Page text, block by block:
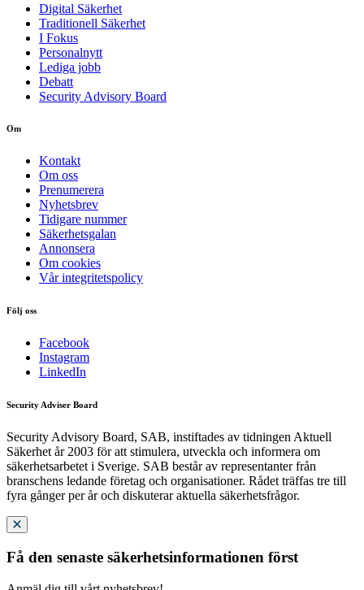
Digital Säkerhet
Traditionell Säkerhet
I Fokus
Personalnytt
Lediga jobb
Debatt
Security Advisory Board
Om
Kontakt
Om oss
Prenumerera
Nyhetsbrev
Tidigare nummer
Säkerhetsgalan
Annonsera
Om cookies
Vår integritetspolicy
Följ oss
Facebook
Instagram
LinkedIn
Security Adviser Board
Security Advisory Board, SAB, instiftades av tidningen Aktuell
Säkerhet år 2003 för att stimulera, utveckla och informera om
säkerhetsarbetet i Sverige. SAB består av representanter från
branschens ledande företag och organisationer. Rådet träffas tre till
fyra gånger per år och diskuterar aktuella säkerhetsfrågor.
Få den senaste säkerhetsinformationen först